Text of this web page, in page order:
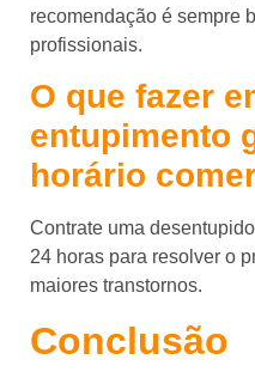
recomendação é sempre
profissionais.
O que fazer
entupimento
horário
Contrate uma
24 horas para resolver o
maiores transtornos.
Conclusão